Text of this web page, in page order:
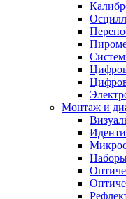
Монтаж и